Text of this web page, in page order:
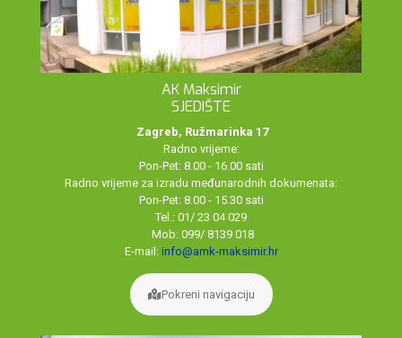
AK Maksimir
SJEDIŠTE
Zagreb, Ružmarinka 17
Radno vrijeme:
Pon-Pet: 8.00 - 16.00 sati
Radno vrijeme za izradu međunarodnih dokumenata:
Pon-Pet: 8.00 - 15.30 sati
Tel.: 01/ 23 04 029
Mob: 099/ 8139 018
E-mail: info@amk-maksimir.hr
Pokreni navigaciju